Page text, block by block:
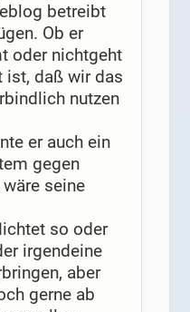
betreibt
Ob er
oder nichtgeht
ist, daß wir das
nutzen
er auch ein
gegen
seine
so oder
irgendeine
aber
gerne ab